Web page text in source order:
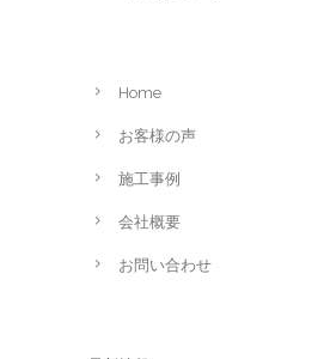
Home
お客様の声
施工事例
会社概要
お問い合わせ